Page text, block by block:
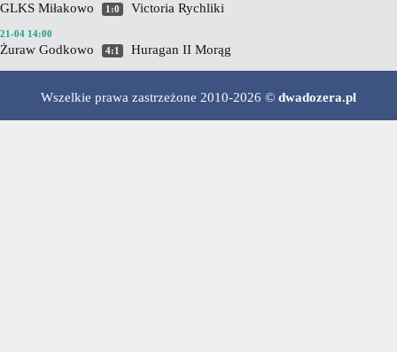
GLKS Miłakowo 1:0 Victoria Rychliki
21-04 14:00
Żuraw Godkowo 4:1 Huragan II Morąg
Wszelkie prawa zastrzeżone 2010-2026 © dwadozera.pl